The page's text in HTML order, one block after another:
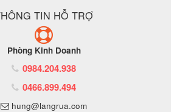
TIN HỖ TRỢ
Phòng Kinh Doanh
0984.204.938
0466.899.494
hung@langrua.com